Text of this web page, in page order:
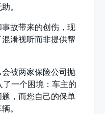
。
故带来的创伤，现
淆视听而非提供帮
被两家保险公司抛
一个困境：车主的
，而您自己的保单
。